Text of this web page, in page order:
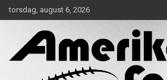
Skip
to
torsdag, august 6, 2026